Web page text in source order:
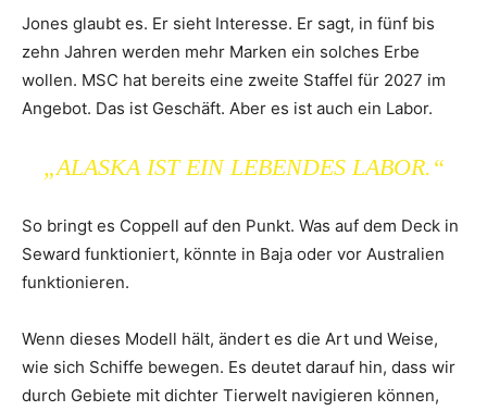
Jones glaubt es. Er sieht Interesse. Er sagt, in fünf bis
zehn Jahren werden mehr Marken ein solches Erbe
wollen. MSC hat bereits eine zweite Staffel für 2027 im
Angebot. Das ist Geschäft. Aber es ist auch ein Labor.
„ALASKA IST EIN LEBENDES LABOR.“
So bringt es Coppell auf den Punkt. Was auf dem Deck in
Seward funktioniert, könnte in Baja oder vor Australien
funktionieren.
Wenn dieses Modell hält, ändert es die Art und Weise,
wie sich Schiffe bewegen. Es deutet darauf hin, dass wir
durch Gebiete mit dichter Tierwelt navigieren können,